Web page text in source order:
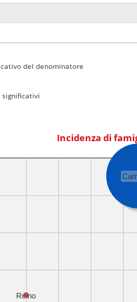
del denominatore
significativi
Incidenza di
Reino